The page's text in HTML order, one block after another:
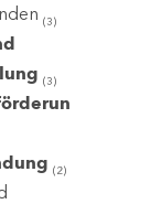
(3)
(3)
(2)